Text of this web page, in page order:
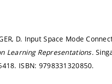
D. Input Space Mode
Learning Representations.
ISBN: 9798331320850.